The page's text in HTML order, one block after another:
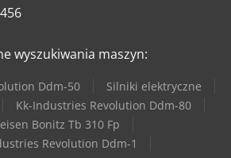
wyszukiwania maszyn:
Ddm-50
Silniki elektryczne
Kk-Industries Revolution Ddm-80
Bonitz Tb 310 Fp
Revolution Ddm-1